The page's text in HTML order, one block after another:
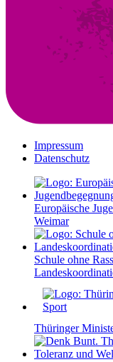
Impressum
Datenschutz
Europäische
Weimar
Schule ohne
Thüringer